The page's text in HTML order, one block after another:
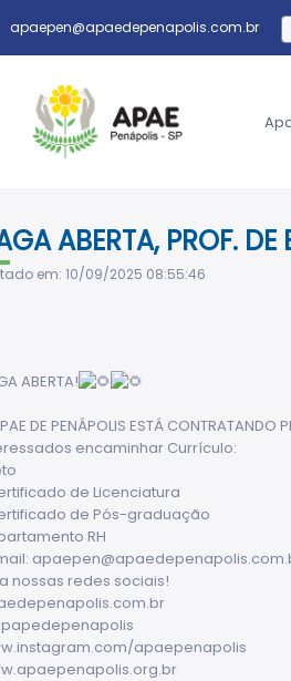
apaepen@apaedepenapolis.com.br
ABERTA, PROF.
em: 10/09/2025 08:55:46
ABERTA!
DE PENÁPOLIS ESTÁ
encaminhar Currículo:
de Licenciatura
de Pós-graduação
RH
nossas redes sociais!
apaepenapolis